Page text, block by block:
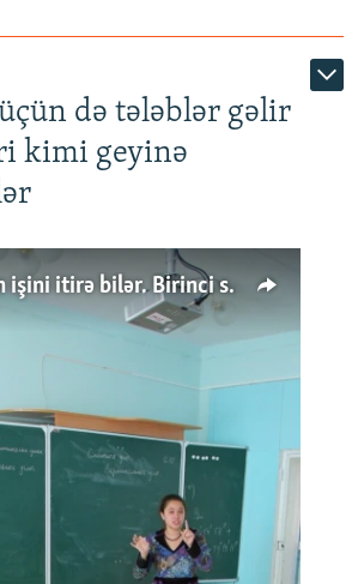
də tələblər gəlir
kimi geyinə
50 min müəllim işini itirə bilər. Birinci sinfə gedənlər azalır